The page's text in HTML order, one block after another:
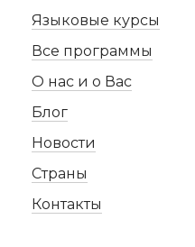
Языковые курсы
Все программы
О нас и о Вас
Блог
Новости
Страны
Контакты